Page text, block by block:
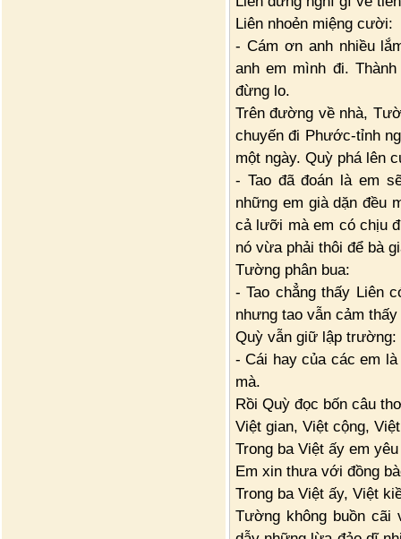
Liên nhoẻn miệng cười:
- Cám ơn anh nhiều
anh em mình đi.
đừng lo.
Trên đường về nhà,
chuyến đi Phước-tỉnh
một ngày. Quỳ phá lên
- Tao đã đoán là em
những em già dặn đều
cả lưỡi mà em có chịu
nó vừa phải thôi để bà
Tường phân bua:
- Tao chẳng thấy Liên
nhưng tao vẫn cảm
Quỳ vẫn giữ lập trường:
- Cái hay của các em
mà.
Rồi Quỳ đọc bốn câu
Việt gian, Việt cộng,
Trong ba Việt ấy em
Em xin thưa với đồng
Trong ba Việt ấy, Việt
Tường không buồn